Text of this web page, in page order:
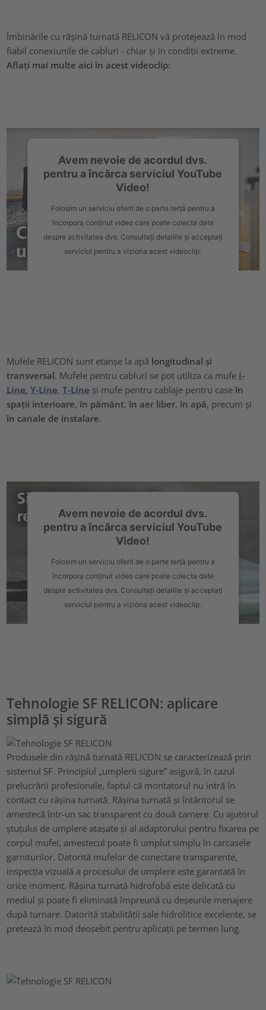
Îmbinările cu rășină turnată RELICON vă protejează în mod
fiabil conexiunile de cabluri - chiar și în condiții extreme.
Aflați mai multe aici în acest videoclip:
Avem nevoie de acordul dvs.
pentru a încărca serviciul YouTube
Video!
Folosim un serviciu oferit de o parte terță pentru a
încorpora conținut video care poate colecta date
despre activitatea dvs. Consultați detaliile și acceptați
serviciul pentru a viziona acest videoclip.
Mufele RELICON sunt etanșe la apă longitudinal și
transversal. Mufele pentru cabluri se pot utiliza ca mufe i-
Line,Y-Line,T-Line și mufe pentru cablaje pentru caseîn
spații interioare,în pământ,în aer liber,în apă, precum și
în canale de instalare.
Avem nevoie de acordul dvs.
pentru a încărca serviciul YouTube
Video!
Folosim un serviciu oferit de o parte terță pentru a
încorpora conținut video care poate colecta date
despre activitatea dvs. Consultați detaliile și acceptați
serviciul pentru a viziona acest videoclip.
Tehnologie SF RELICON: aplicare
simplă și sigură
Produsele din rășină turnată RELICON se caracterizează prin
sistemul SF. Principiul „umplerii sigure” asigură, în cazul
prelucrării profesionale, faptul că montatorul nu intră în
contact cu rășina turnată. Rășina turnată și întăritorul se
amestecă într-un sac transparent cu două camere. Cu ajutorul
ștuțului de umplere atașate și al adaptorului pentru fixarea pe
corpul mufei, amestecul poate fi umplut simplu în carcasele
garniturilor. Datorită mufelor de conectare transparente,
inspecția vizuală a procesului de umplere este garantată în
orice moment. Rășina turnată hidrofobă este delicată cu
mediul și poate fi eliminată împreună cu deșeurile menajere
după turnare. Datorită stabilității sale hidrolitice excelente, se
pretează în mod deosebit pentru aplicații pe termen lung.